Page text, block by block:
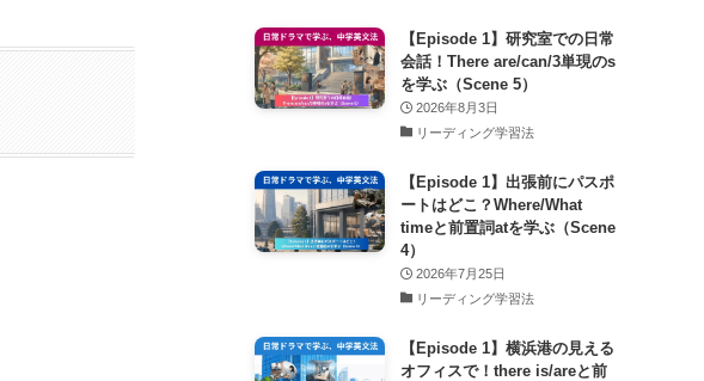
【Episode 1】研究室での日常
会話！There are/can/3単現のs
を学ぶ（Scene 5）
2026年8月3日
リーディング学習法
【Episode 1】出張前にパスポ
ートはどこ？Where/What
timeと前置詞atを学ぶ（Scene
4）
2026年7月25日
リーディング学習法
【Episode 1】横浜港の見える
オフィスで！there is/areと前